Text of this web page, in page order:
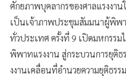
ศักยภาพบุคลากรของศาลแรงงา
เป็นเจ้าภาพประชุมสัมมนาผู้พิพ
ทั่วประเทศ ครั้งที่ 9 เปิดมหกรรม
พิพาทแรงงาน สู่กระบวนการยุติธ
งงานเคลื่อนที่อำนวยความยุติธรร